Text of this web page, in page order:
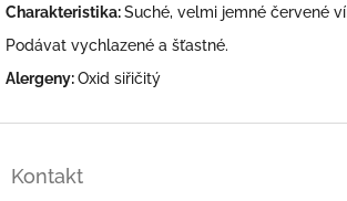
Charakteristika:Suché, velmi jemné červené
Podávat vychlazené a šťastné.
Alergeny:Oxid siřičitý
Kontakt